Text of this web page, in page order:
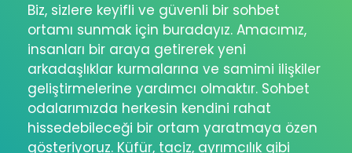
Biz, sizlere keyifli ve güvenli bir sohbet
ortamı sunmak için buradayız. Amacımız,
insanları bir araya getirerek yeni
arkadaşlıklar kurmalarına ve samimi ilişkiler
geliştirmelerine yardımcı olmaktır. Sohbet
odalarımızda herkesin kendini rahat
hissedebileceği bir ortam yaratmaya özen
gösteriyoruz. Küfür, taciz, ayrımcılık gibi